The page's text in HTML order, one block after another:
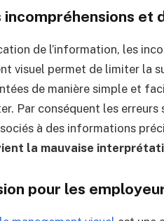
incompréhensions et
de l’information, les
visuel permet de limiter la
de manière simple et
Par conséquent les erreurs
à des informations
la mauvaise
pour les